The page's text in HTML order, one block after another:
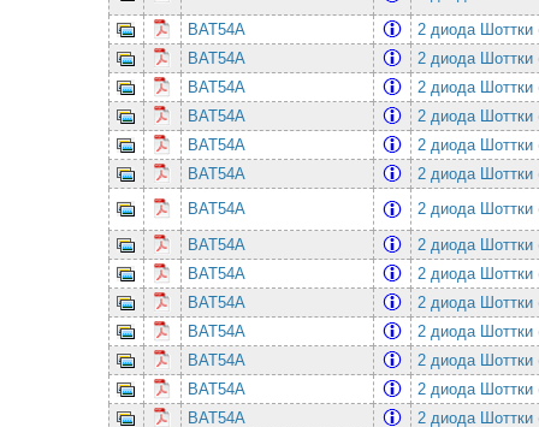
BAT54A
2 диода
BAT54A
2 диода
BAT54A
2 диода
BAT54A
2 диода
BAT54A
2 диода
BAT54A
2 диода
BAT54A
2 диода
BAT54A
2 диода
BAT54A
2 диода
BAT54A
2 диода
BAT54A
2 диода
BAT54A
2 диода
BAT54A
2 диода
BAT54A
2 диода